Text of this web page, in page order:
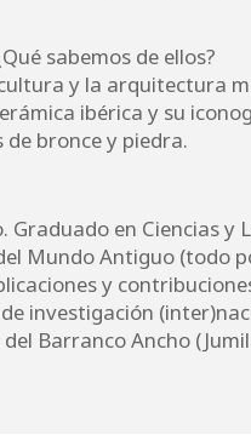
sabemos de ellos?
y la arquitectura
ibérica y su
bronce y piedra.
Graduado en Ciencias
Mundo Antiguo (todo
y
investigación
Barranco Ancho